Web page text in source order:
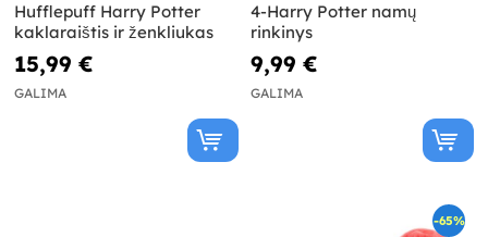
Hufflepuff Harry Potter
kaklaraištis ir ženkliukas
15,99 €
GALIMA
4-Harry Potter namų
rinkinys
9,99 €
GALIMA
-65%